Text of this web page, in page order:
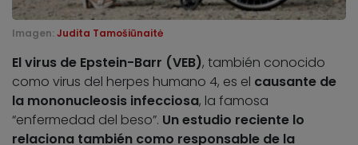
Imagen: Judita Tamošiūnaitė
El virus de Epstein-Barr (VEB), también conocido
como virus del herpes humano 4, es el causante de
la mononucleosis infecciosa, la famosa
“enfermedad del beso”. Un estudio reciente lo
relaciona también como responsable de la